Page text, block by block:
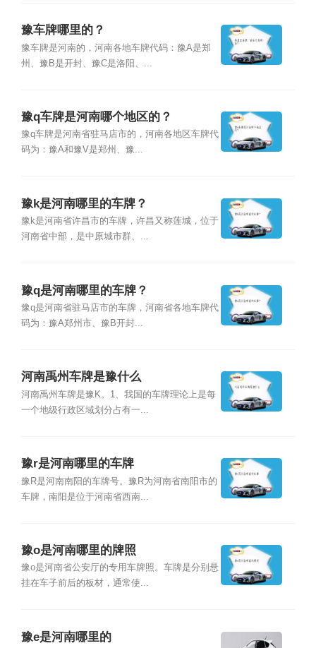
豫车牌哪里的？
豫车牌是河南的，河南各地车牌代码：豫A是郑
州、豫B是开封、豫C是洛阳、...
豫q车牌是河南哪个地区的？
豫q车牌是河南省驻马店市的，河南各地区车牌代
码为：豫A和豫V是郑州、豫...
豫k是河南哪里的车牌？
豫k是河南省许昌市的车牌，许昌又称莲城，位于
河南省中部，是中原城市群、...
豫q是河南哪里的车牌？
豫q是河南省驻马店市的车牌，河南省各地车牌代
码为：豫A郑州市、豫B开封...
河南禹州车牌是豫什么
河南禹州车牌是豫K。1、我国的车牌理论上是每
一个地级行政区域划分占有一...
豫r是河南哪里的车牌
豫R是河南南阳的车牌号。豫R为河南省南阳市的
车牌，南阳是位于河南省西南...
豫o是河南哪里的牌照
豫o是河南省公安厅的专用车牌照。车牌是分别悬
挂在车子前后的板材，通常使...
豫e是河南哪里的